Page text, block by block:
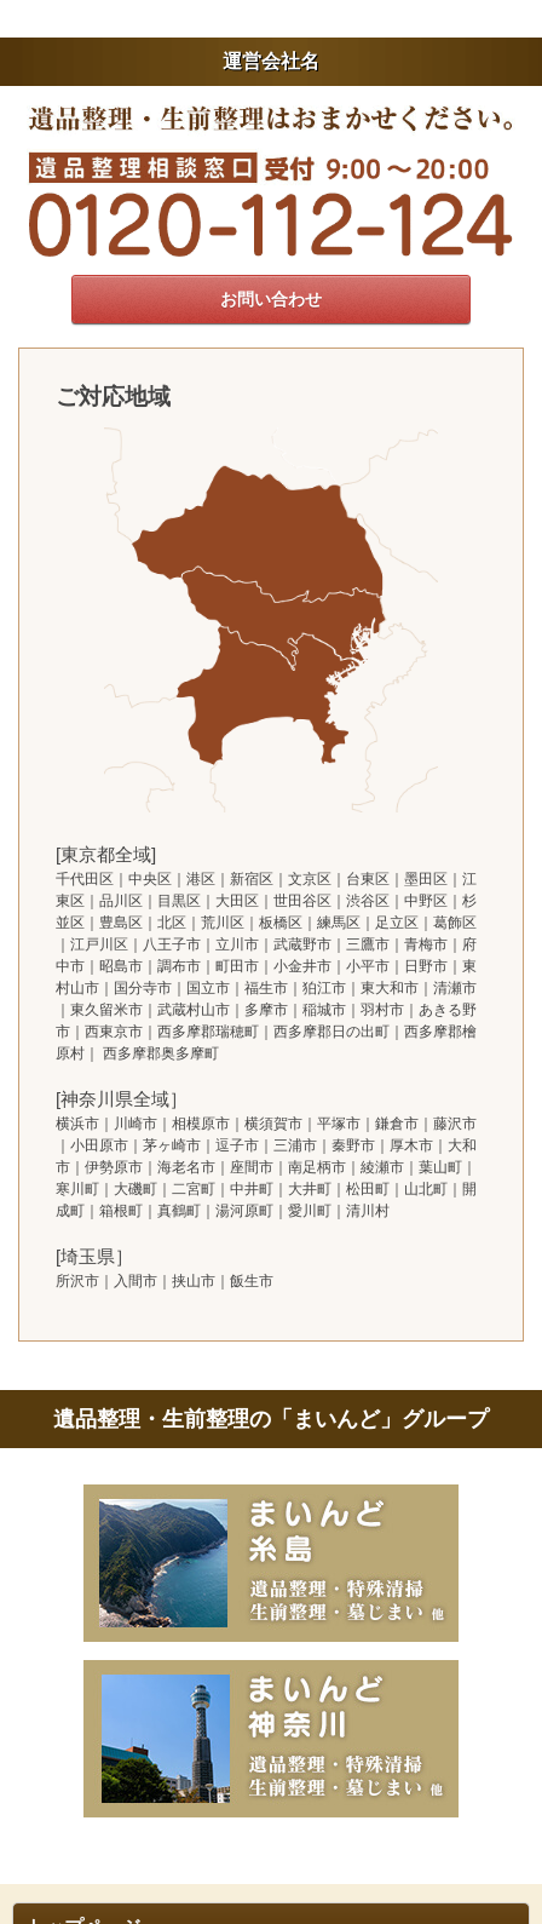
運営会社名
お問い合わせ
ご対応地域
[東京都全域]
千代田区｜中央区｜港区｜新宿区｜文京区｜台東区｜墨田区｜江
東区｜品川区｜目黒区｜大田区｜世田谷区｜渋谷区｜中野区｜杉
並区｜豊島区｜北区｜荒川区｜板橋区｜練馬区｜足立区｜葛飾区
｜江戸川区｜八王子市｜立川市｜武蔵野市｜三鷹市｜青梅市｜府
中市｜昭島市｜調布市｜町田市｜小金井市｜小平市｜日野市｜東
村山市｜国分寺市｜国立市｜福生市｜狛江市｜東大和市｜清瀬市
｜東久留米市｜武蔵村山市｜多摩市｜稲城市｜羽村市｜あきる野
市｜西東京市｜西多摩郡瑞穂町｜西多摩郡日の出町｜西多摩郡檜
原村｜ 西多摩郡奥多摩町
[神奈川県全域］
横浜市｜川崎市｜相模原市｜横須賀市｜平塚市｜鎌倉市｜藤沢市
｜小田原市｜茅ヶ崎市｜逗子市｜三浦市｜秦野市｜厚木市｜大和
市｜伊勢原市｜海老名市｜座間市｜南足柄市｜綾瀬市｜葉山町｜
寒川町｜大磯町｜二宮町｜中井町｜大井町｜松田町｜山北町｜開
成町｜箱根町｜真鶴町｜湯河原町｜愛川町｜清川村
[埼玉県］
所沢市｜入間市｜挟山市｜飯生市
遺品整理・生前整理の「まいんど」グループ